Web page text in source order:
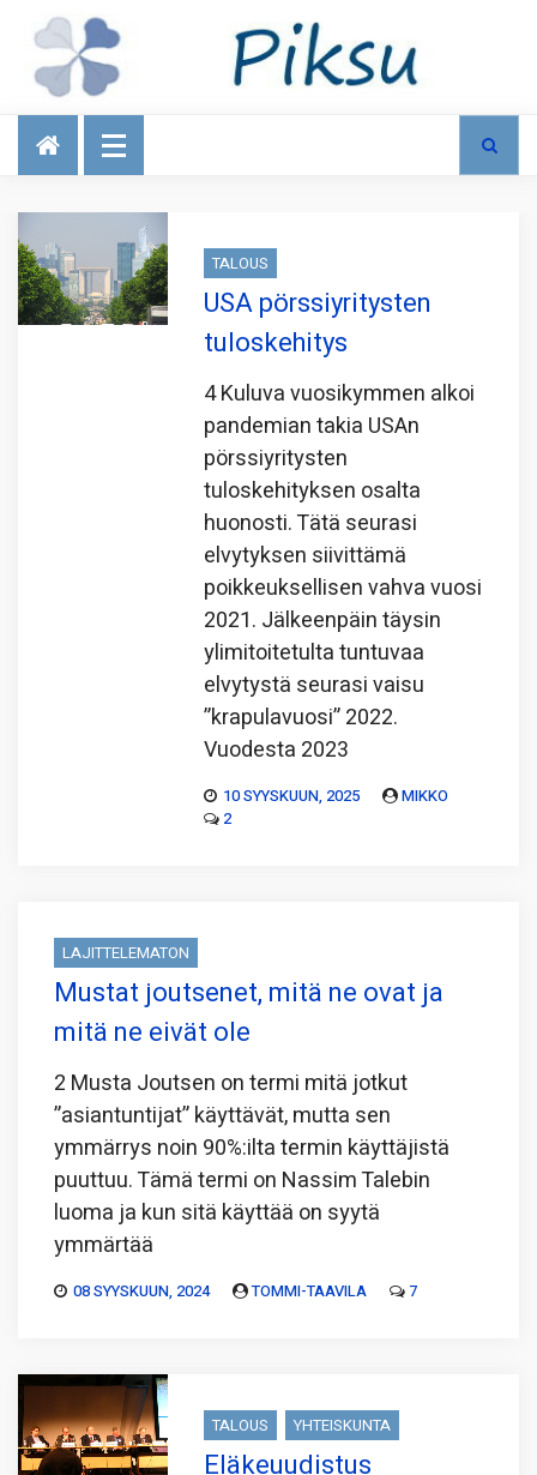
Talous
TALOUS
USA pörssiyritysten
tuloskehitys
4 Kuluva vuosikymmen alkoi
pandemian takia USAn
pörssiyritysten
tuloskehityksen osalta
huonosti. Tätä seurasi
elvytyksen siivittämä
poikkeuksellisen vahva vuosi
2021. Jälkeenpäin täysin
ylimitoitetulta tuntuvaa
elvytystä seurasi vaisu
”krapulavuosi” 2022.
Vuodesta 2023
10 SYYSKUUN, 2025
MIKKO
2
LAJITTELEMATON
Mustat joutsenet, mitä ne ovat ja
mitä ne eivät ole
2 Musta Joutsen on termi mitä jotkut
”asiantuntijat” käyttävät, mutta sen
ymmärrys noin 90%:ilta termin käyttäjistä
puuttuu. Tämä termi on Nassim Talebin
luoma ja kun sitä käyttää on syytä
ymmärtää
08 SYYSKUUN, 2024 TOMMI-TAAVILA 7
TALOUS YHTEISKUNTA
Eläkeuudistus